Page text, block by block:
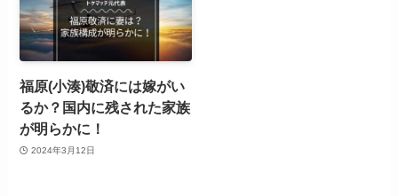
福原(小湊)敬済には嫁がい
るか？国内に残された家族
が明らかに！
2024年3月12日